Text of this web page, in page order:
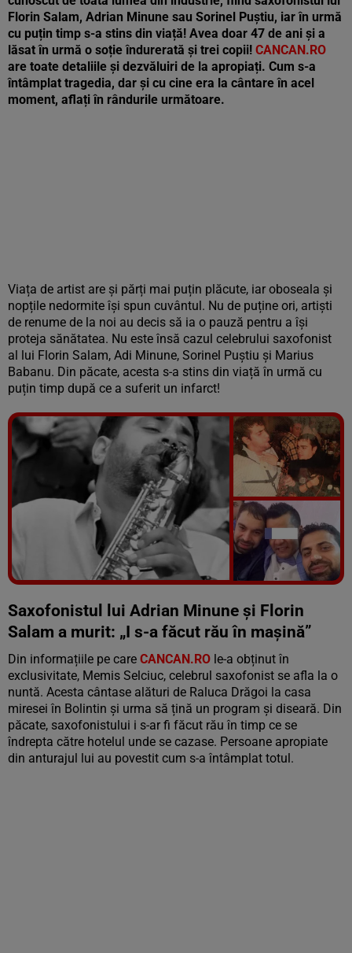
Florin Salam, Adrian Minune sau Sorinel Puștiu, iar în urmă
cu puțin timp s-a stins din viață! Avea doar 47 de ani și a
lăsat în urmă o soție îndurerată și trei copii! CANCAN.RO
are toate detaliile și dezvăluiri de la apropiați. Cum s-a
întâmplat tragedia, dar și cu cine era la cântare în acel
moment, aflați în rândurile următoare.
Viața de artist are și părți mai puțin plăcute, iar oboseala și
nopțile nedormite își spun cuvântul. Nu de puține ori, artiști
de renume de la noi au decis să ia o pauză pentru a își
proteja sănătatea. Nu este însă cazul celebrului saxofonist
al lui Florin Salam, Adi Minune, Sorinel Puștiu și Marius
Babanu. Din păcate, acesta s-a stins din viață în urmă cu
puțin timp după ce a suferit un infarct!
Vezi galeria foto
5 poze
Saxofonistul lui Adrian Minune și Florin
Salam a murit: „I s-a făcut rău în mașină”
Din informațiile pe care CANCAN.RO le-a obținut în
exclusivitate, Memis Selciuc, celebrul saxofonist se afla la o
nuntă. Acesta cântase alături de Raluca Drăgoi la casa
miresei în Bolintin și urma să țină un program și diseară. Din
păcate, saxofonistului i s-ar fi făcut rău în timp ce se
îndrepta către hotelul unde se cazase. Persoane apropiate
din anturajul lui au povestit cum s-a întâmplat totul.